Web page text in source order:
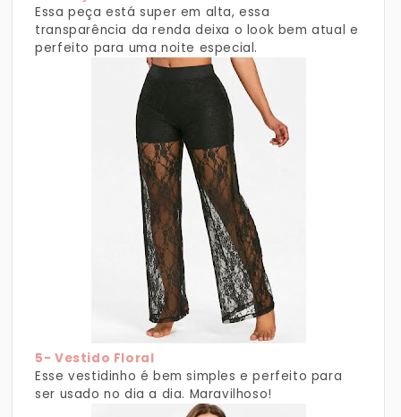
Essa peça está super em alta, essa
transparência da renda deixa o look bem atual e
perfeito para uma noite especial.
5- Vestido Floral
Esse vestidinho é bem simples e perfeito para
ser usado no dia a dia. Maravilhoso!